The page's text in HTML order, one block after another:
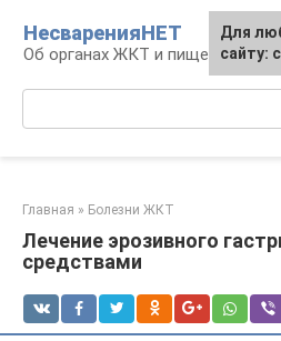
контенту
НесваренияНЕТ
Об органах ЖКТ и пищеварении
Главная » Болезни ЖКТ
Лечение эрозивного
средствами
Для
сайту: